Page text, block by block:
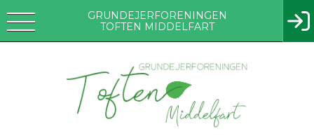
GRUNDEJERFORENINGEN
TOFTEN MIDDELFART